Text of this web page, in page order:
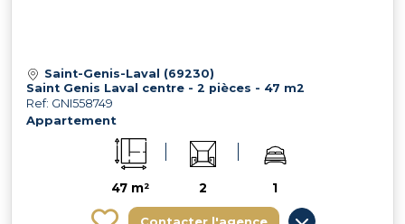
Saint-Genis-Laval (69230)
Saint Genis Laval centre - 2 pièces - 47 m2
Ref: GNI558749
Appartement
47 m² 2 1